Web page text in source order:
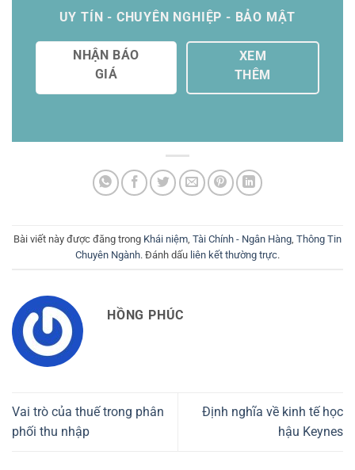
UY TÍN - CHUYÊN NGHIỆP - BẢO MẬT
NHẬN BÁO
GIÁ
XEM
THÊM
Bài viết này được đăng trong Khái niệm Tài Chính - Ngân Hàng Thông Tin
Chuyên Ngành. Đánh dấu liên kết thường trực.
HỒNG PHÚC
Vai trò của thuế trong phân
phối thu nhập
Định nghĩa về kinh tế học
hậu Keynes